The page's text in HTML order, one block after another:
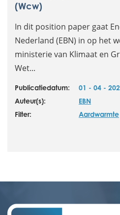
(Wcw)
In dit position paper gaat
Nederland (EBN) in op het
ministerie van Klimaat en
Wet...
Publicatiedatum:
01 - 04 -
Auteur(s):
EBN
Filter:
Aardwarmte